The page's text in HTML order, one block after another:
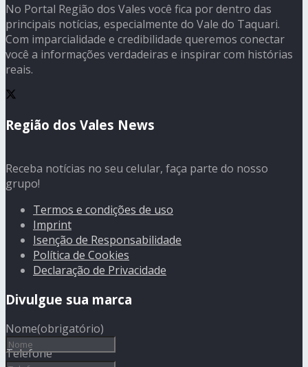
No Portal Região dos Vales você fica por dentro das
principais notícias, especialmente do Vale do Taquari.
Com imparcialidade e credibilidade queremos conectar
você a informações verdadeiras e inspirar com histórias
reais.
Região dos Vales News
Receba notícias no seu celular, faça parte do nosso
grupo!
Termos e condições de uso
Imprint
Isenção de Responsabilidade
Política de Cookies
Declaração de Privacidade
Divulgue sua marca
Nome(obrigatório)
Telefone